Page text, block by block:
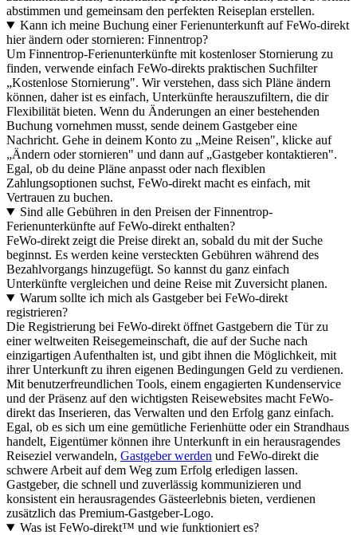
abstimmen und gemeinsam den perfekten Reiseplan erstellen.
Kann ich meine Buchung einer Ferienunterkunft auf FeWo-direkt
hier ändern oder stornieren: Finnentrop?
Um Finnentrop-Ferienunterkünfte mit kostenloser Stornierung zu
finden, verwende einfach FeWo-direkts praktischen Suchfilter
„Kostenlose Stornierung". Wir verstehen, dass sich Pläne ändern
können, daher ist es einfach, Unterkünfte herauszufiltern, die dir
Flexibilität bieten. Wenn du Änderungen an einer bestehenden
Buchung vornehmen musst, sende deinem Gastgeber eine
Nachricht. Gehe in deinem Konto zu „Meine Reisen", klicke auf
„Ändern oder stornieren" und dann auf „Gastgeber kontaktieren".
Egal, ob du deine Pläne anpasst oder nach flexiblen
Zahlungsoptionen suchst, FeWo-direkt macht es einfach, mit
Vertrauen zu buchen.
Sind alle Gebühren in den Preisen der Finnentrop-
Ferienunterkünfte auf FeWo-direkt enthalten?
FeWo-direkt zeigt die Preise direkt an, sobald du mit der Suche
beginnst. Es werden keine versteckten Gebühren während des
Bezahlvorgangs hinzugefügt. So kannst du ganz einfach
Unterkünfte vergleichen und deine Reise mit Zuversicht planen.
Warum sollte ich mich als Gastgeber bei FeWo-direkt
registrieren?
Die Registrierung bei FeWo-direkt öffnet Gastgebern die Tür zu
einer weltweiten Reisegemeinschaft, die auf der Suche nach
einzigartigen Aufenthalten ist, und gibt ihnen die Möglichkeit, mit
ihrer Unterkunft zu ihren eigenen Bedingungen Geld zu verdienen.
Mit benutzerfreundlichen Tools, einem engagierten Kundenservice
und der Präsenz auf den wichtigsten Reisewebsites macht FeWo-
direkt das Inserieren, das Verwalten und den Erfolg ganz einfach.
Egal, ob es sich um eine gemütliche Ferienhütte oder ein Strandhaus
handelt, Eigentümer können ihre Unterkunft in ein herausragendes
Reiseziel verwandeln, Gastgeber werden und FeWo-direkt die
schwere Arbeit auf dem Weg zum Erfolg erledigen lassen.
Gastgeber, die schnell und zuverlässig kommunizieren und
konsistent ein herausragendes Gästeerlebnis bieten, verdienen
zusätzlich das Premium-Gastgeber-Logo.
Was ist FeWo-direkt™ und wie funktioniert es?